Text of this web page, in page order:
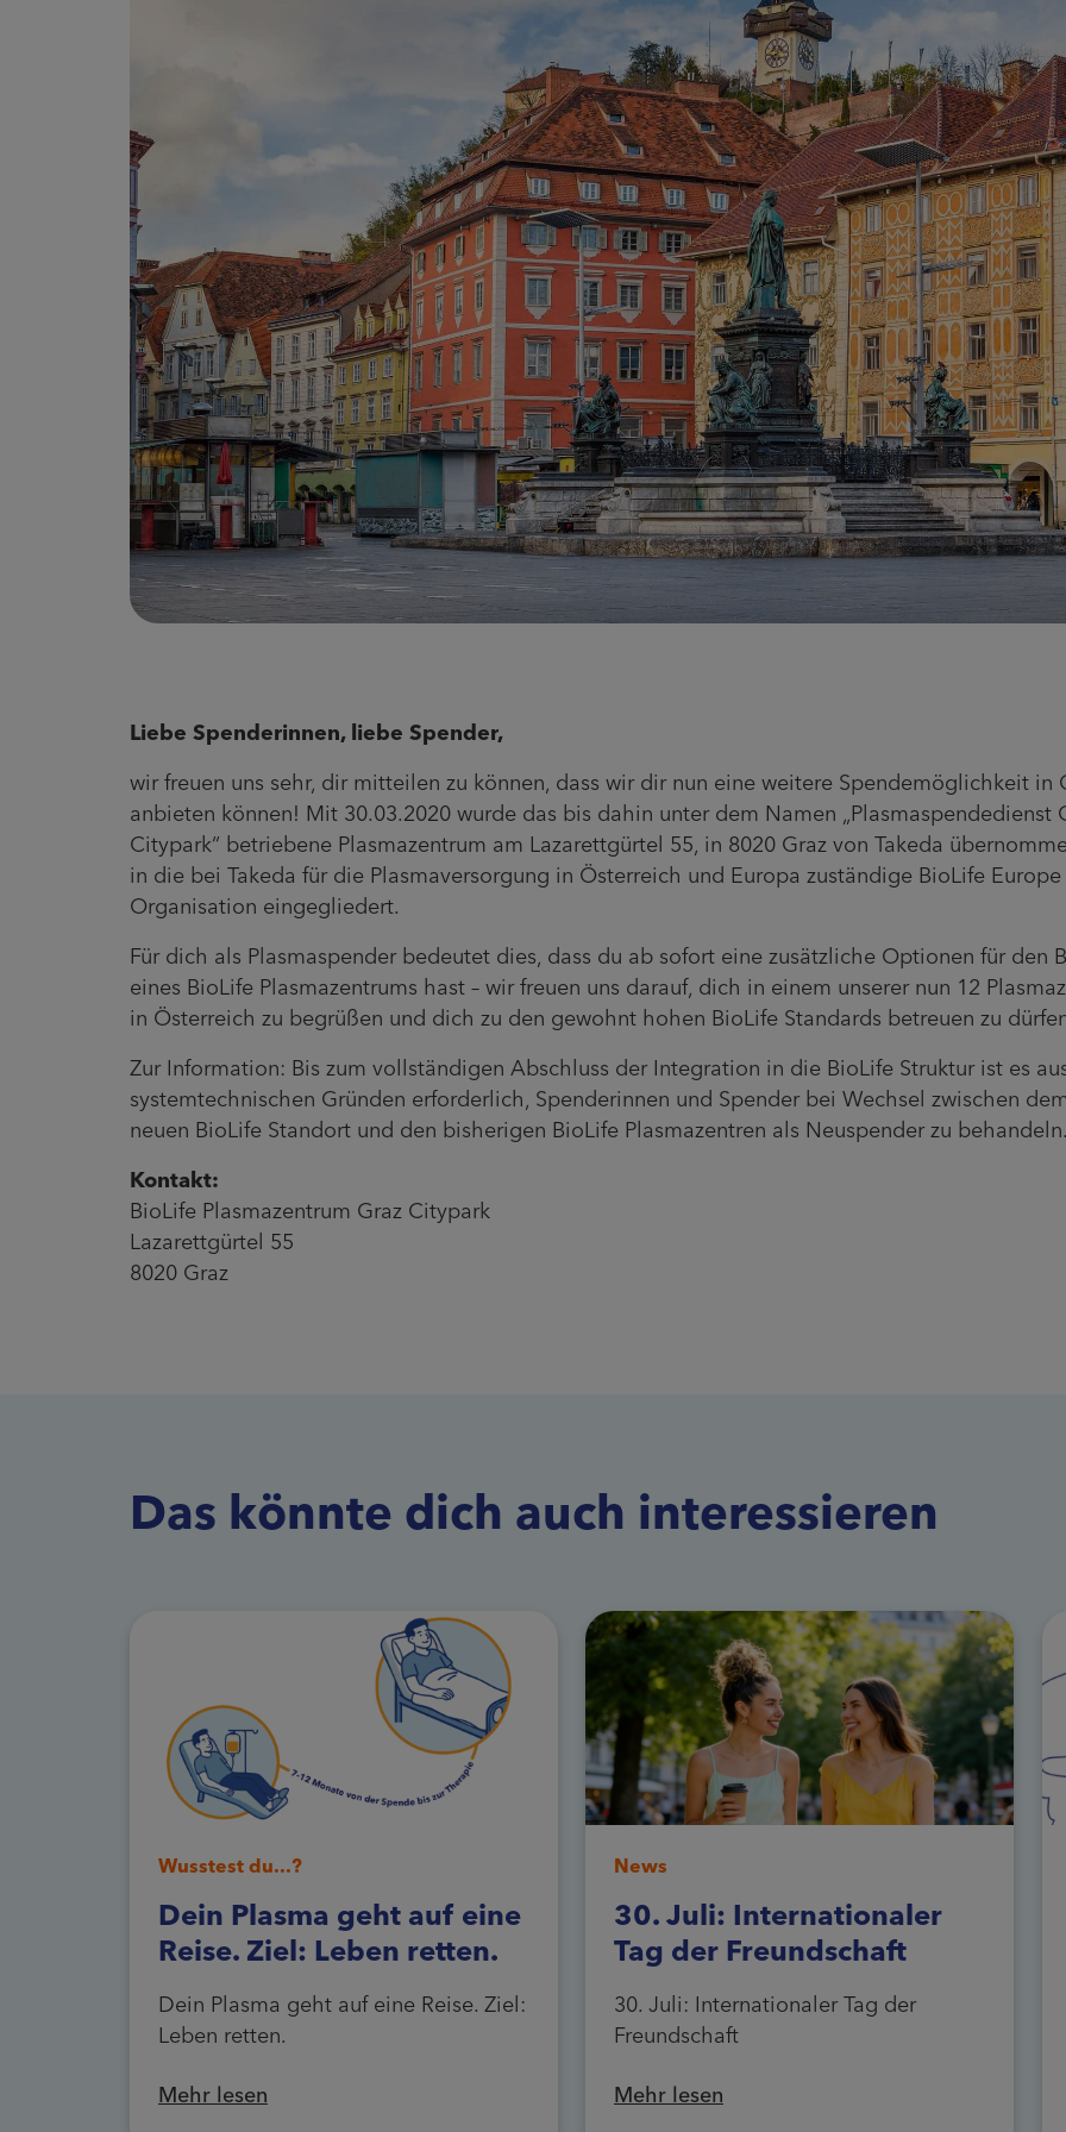
Liebe Spenderinnen, liebe Spender,
wir freuen uns sehr, dir mitteilen zu können, dass wir dir nun eine weitere Spendemöglichkeit in
anbieten können! Mit 30.03.2020 wurde das bis dahin unter dem Namen „Plasmaspendedienst
Citypark“ betriebene Plasmazentrum am Lazarettgürtel 55, in 8020 Graz von Takeda
in die bei Takeda für die Plasmaversorgung in Österreich und Europa zuständige BioLife Europe
Organisation eingegliedert.
Für dich als Plasmaspender bedeutet dies, dass du ab sofort eine zusätzliche Optionen für den
eines BioLife Plasmazentrums hast – wir freuen uns darauf, dich in einem unserer nun 12
in Österreich zu begrüßen und dich zu den gewohnt hohen BioLife Standards betreuen zu
Zur Information: Bis zum vollständigen Abschluss der Integration in die BioLife Struktur ist es
systemtechnischen Gründen erforderlich, Spenderinnen und Spender bei Wechsel zwischen
neuen BioLife Standort und den bisherigen BioLife Plasmazentren als Neuspender zu
Kontakt:
BioLife Plasmazentrum Graz Citypark
Lazarettgürtel 55
8020 Graz
Das könnte dich auch interessieren
Wusstest du...?
Dein Plasma geht auf eine
Reise. Ziel: Leben retten.
Dein Plasma geht auf eine Reise. Ziel:
Leben retten.
Mehr lesen
News
30. Juli: Internationaler
Tag der Freundschaft
30. Juli: Internationaler Tag der
Freundschaft
Mehr lesen